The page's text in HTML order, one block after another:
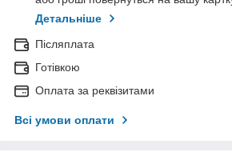
Детальніше
Післяплата
Готівкою
Оплата за реквізитами
Всі умови оплати